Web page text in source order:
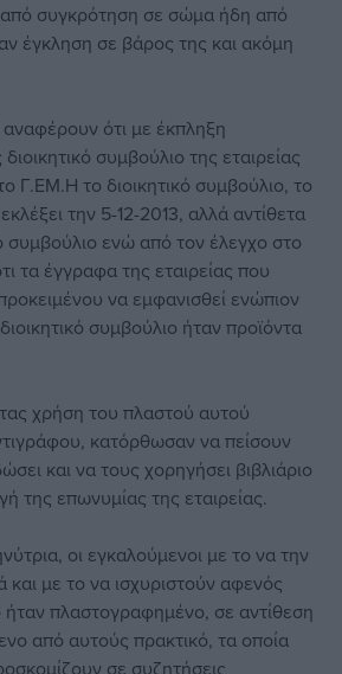
από συγκρότηση σε σώμα ήδη από
έγκληση σε βάρος της και ακόμη
ότι με έκπληξη
συμβούλιο της εταιρείας
Γ.ΕΜ.Η το διοικητικό συμβούλιο, το
εκλέξει την 5-12-2013, αλλά αντίθετα
συμβούλιο ενώ από τον έλεγχο στο
τα έγγραφα της εταιρείας που
να εμφανισθεί ενώπιον
συμβούλιο ήταν προϊόντα
χρήση του πλαστού αυτού
κατόρθωσαν να πείσουν
και να τους χορηγήσει βιβλιάριο
της επωνυμίας της εταιρείας.
οι εγκαλούμενοι με το να την
με το να ισχυριστούν αφενός
ήταν πλαστογραφημένο, σε αντίθεση
από αυτούς πρακτικό, τα οποία
σε συζητήσεις